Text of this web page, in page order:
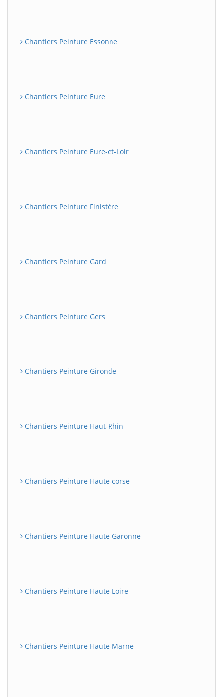
Chantiers Peinture Essonne
Chantiers Peinture Eure
Chantiers Peinture Eure-et-Loir
Chantiers Peinture Finistère
Chantiers Peinture Gard
Chantiers Peinture Gers
Chantiers Peinture Gironde
Chantiers Peinture Haut-Rhin
Chantiers Peinture Haute-corse
Chantiers Peinture Haute-Garonne
Chantiers Peinture Haute-Loire
Chantiers Peinture Haute-Marne